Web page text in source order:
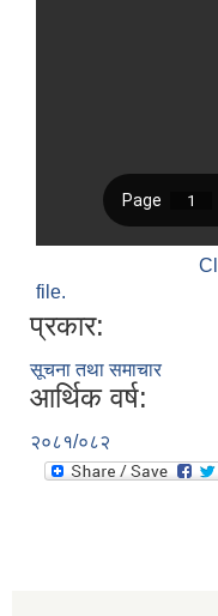
file.
प्रकार:
सूचना तथा समाचार
आर्थिक वर्ष:
२०८१/०८२